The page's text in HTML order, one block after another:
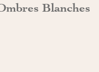
Blanches